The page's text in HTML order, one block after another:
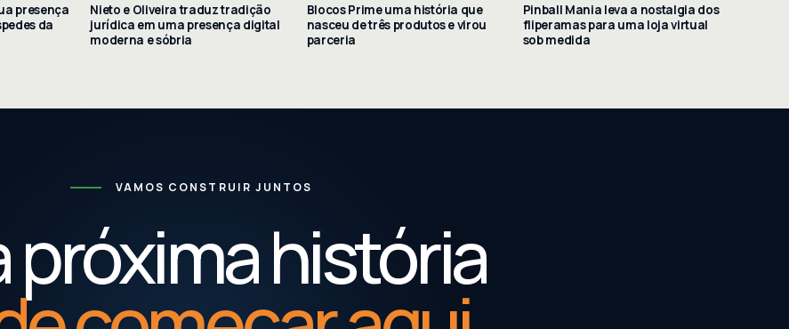
presença
da
Nieto e Oliveira traduz tradição
jurídica em uma presença digital
moderna e sóbria
Blocos Prime uma história que
nasceu de três produtos e virou
parceria
Pinball Mania leva a nostalgia dos
fliperamas para uma loja virtual
sob medida
VAMOS CONSTRUIR JUNTOS
próxima história